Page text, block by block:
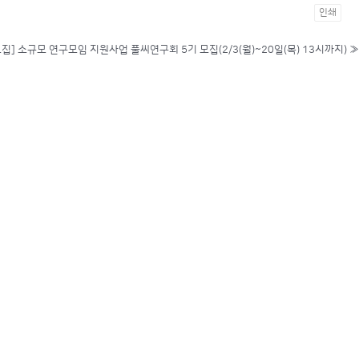
인쇄
집] 소규모 연구모임 지원사업 풀씨연구회 5기 모집(2/3(월)~20일(목) 13시까지) »